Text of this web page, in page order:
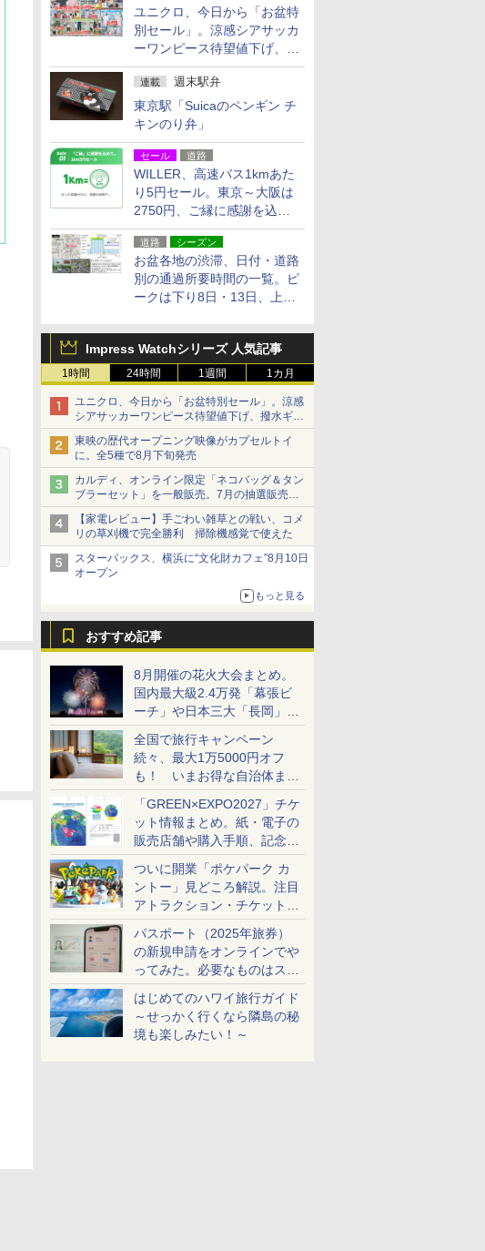
ユニクロ、今日から「お盆特
別セール」。涼感シアサッカ
ーワンピース待望値下げ、撥
水ギアショーツは1990円に
連載 週末駅弁
東京駅「Suicaのペンギン チ
キンのり弁」
セール 道路
WILLER、高速バス1kmあた
り5円セール。東京～大阪は
2750円、ご縁に感謝を込め
た20周年記念キャンペーン
道路 シーズン
お盆各地の渋滞、日付・道路
別の通過所要時間の一覧。ピ
ークは下り8日・13日、上り
Impress Watchシリーズ 人気記事
1時間 24時間 1週間 1カ月
ユニクロ、今日から「お盆特別セール」。涼感
シアサッカーワンピース待望値下げ、撥水ギア
ショーツは1990円に
東映の歴代オープニング映像がカプセルトイ
に。全5種で8月下旬発売
カルディ、オンライン限定「ネコバッグ＆タン
ブラーセット」を一般販売。7月の抽選販売の
当選無効分
【家電レビュー】手ごわい雑草との戦い、コメ
リの草刈機で完全勝利 掃除機感覚で使えた
スターバックス、横浜に“文化財カフェ”8月10日
オープン
もっと見る
おすすめ記事
8月開催の花火大会まとめ。
国内最大級2.4万発「幕張ビ
ーチ」や日本三大「長岡」な
ど大型イベント目白押し！
全国で旅行キャンペーン
続々、最大1万5000円オフ
も！ いまお得な自治体まと
め
「GREEN×EXPO2027」チケ
ット情報まとめ。紙・電子の
販売店舗や購入手順、記念チ
ケットも解説
ついに開業「ポケパーク カ
ントー」見どころ解説。注目
アトラクション・チケット手
配・来場前に必要な準備は？
パスポート（2025年旅券）
の新規申請をオンラインでや
ってみた。必要なものはスマ
ホとマイナカードのみ
はじめてのハワイ旅行ガイド
～せっかく行くなら隣島の秘
境も楽しみたい！～